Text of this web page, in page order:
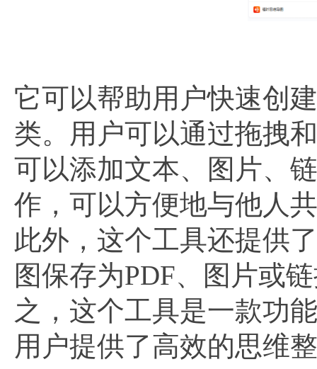
它可以帮助用户快速创
类。用户可以通过拖拽
可以添加文本、图片、
作，可以方便地与他人
此外，这个工具还提供
图保存为PDF、图片或
之，这个工具是一款功
用户提供了高效的思维